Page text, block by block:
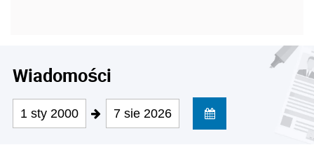
Wiadomości
1 sty 2000 7 sie 2026